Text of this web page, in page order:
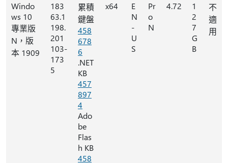
Windo
ws 10
專業版
N，版
本 1909
183
63.1
198.
201
103-
173
5
累積
鍵盤
458
678
6
.NET
KB
457
897
4
Ado
be
Flas
h KB
458
x64
E
N
-
U
S
Pr
o
N
4.72
1
2
7
G
B
不
適
用